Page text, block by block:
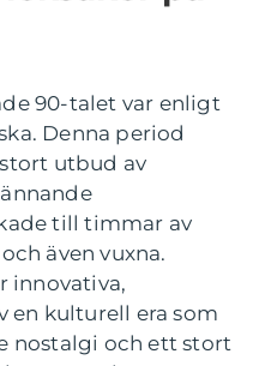
90-talet var enligt
Denna period
utbud av
till timmar av
även vuxna.
innovativa,
en kulturell era som
nostalgi och ett stort